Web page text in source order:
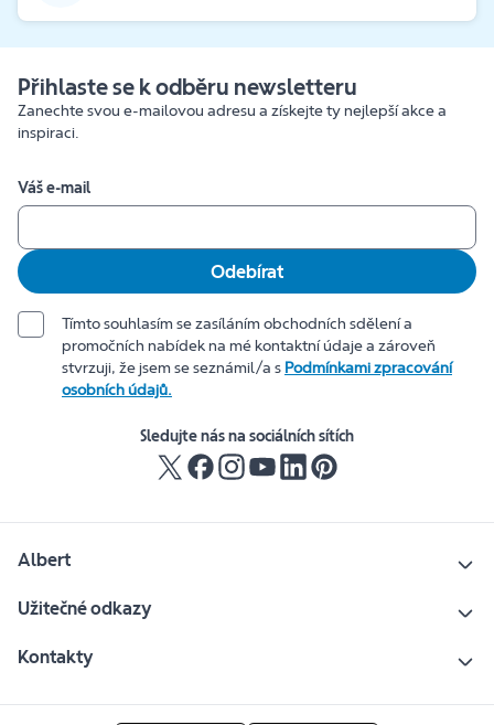
Přihlaste se k odběru newsletteru
Zanechte svou e-mailovou adresu a získejte ty nejlepší akce a
inspiraci.
Váš e-mail
Odebírat
Tímto souhlasím se zasíláním obchodních sdělení a
promočních nabídek na mé kontaktní údaje a zároveň
stvrzuji, že jsem se seznámil/a s Podmínkami zpracování
osobních údajů.
Sledujte nás na sociálních sítích
Albert
Užitečné odkazy
Kontakty